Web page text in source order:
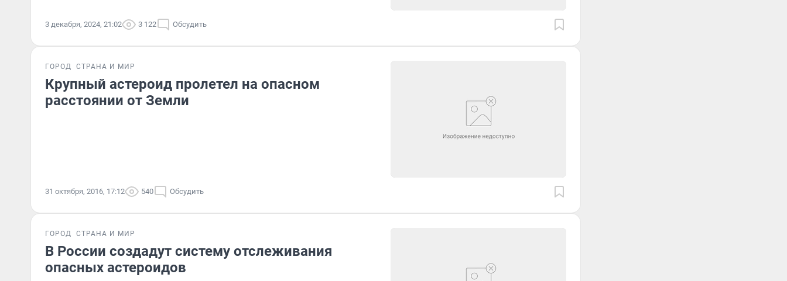
3 декабря, 2024, 21:02 3 122 Обсудить
ГОРОД СТРАНА И МИР
Крупный астероид пролетел на опасном
расстоянии от Земли
31 октября, 2016, 17:12 540 Обсудить
ГОРОД СТРАНА И МИР
В России создадут систему отслеживания
опасных астероидов